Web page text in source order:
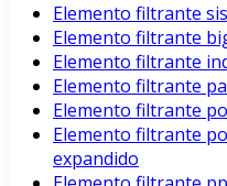
Elemento filtrante
Elemento filtrante
Elemento filtrante
Elemento filtrante
Elemento filtrante
Elemento filtrante
expandido